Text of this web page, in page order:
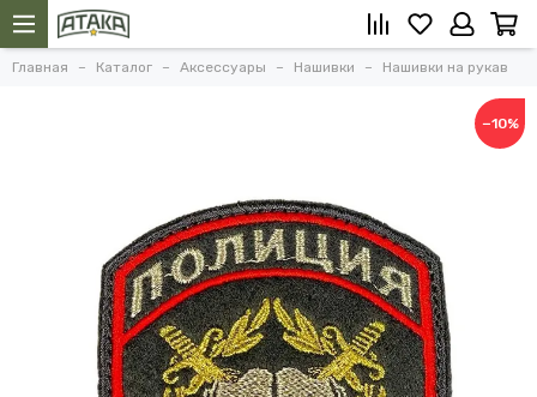
Главная Каталог Аксессуары Нашивки Нашивки на рукав
−10%